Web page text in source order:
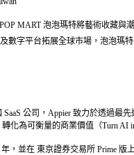
MART 泡泡瑪特將藝術收藏
及數字平台拓展全球市場，泡泡
公司，Appier 致力於透過最
化為可衡量的商業價值（Turn AI
年，並在 東京證券交易所 Prime